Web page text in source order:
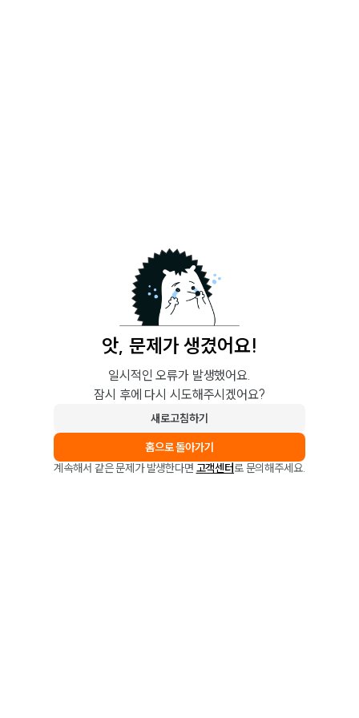
앗, 문제가 생겼어요!
일시적인 오류가 발생했어요.
잠시 후에 다시 시도해주시겠어요?
새로고침하기
홈으로 돌아가기
계속해서 같은 문제가 발생한다면 고객센터로 문의해주세요.